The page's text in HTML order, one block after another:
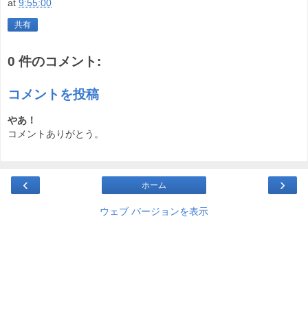
at 9:55:00
共有
0 件のコメント:
コメントを投稿
やあ！
コメントありがとう。
‹ ›
ホーム
ウェブ バージョンを表示